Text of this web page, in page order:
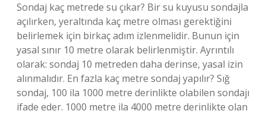
Sondaj kaç metrede su çıkar? Bir su kuyusu sondajla
açılırken, yeraltında kaç metre olması gerektiğini
belirlemek için birkaç adım izlenmelidir. Bunun için
yasal sınır 10 metre olarak belirlenmiştir. Ayrıntılı
olarak: sondaj 10 metreden daha derinse, yasal izin
alınmalıdır. En fazla kaç metre sondaj yapılır? Sığ
sondaj, 100 ila 1000 metre derinlikte olabilen sondajı
ifade eder. 1000 metre ila 4000 metre derinlikte olan